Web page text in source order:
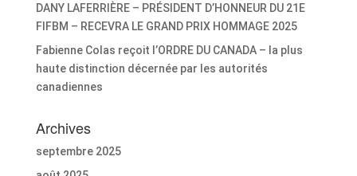
DANY LAFERRIÈRE – PRÉSIDENT D’HONNEUR DU 21E
FIFBM – RECEVRA LE GRAND PRIX HOMMAGE 2025
Fabienne Colas reçoit l’ORDRE DU CANADA – la plus
haute distinction décernée par les autorités
canadiennes
Archives
septembre 2025